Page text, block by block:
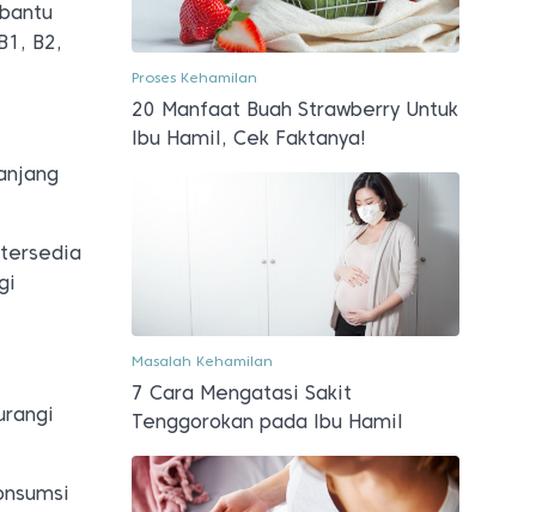
B2,
Proses Kehamilan
20 Manfaat Buah Strawberry Untuk
Ibu Hamil, Cek Faktanya!
Masalah Kehamilan
7 Cara Mengatasi Sakit
Tenggorokan pada Ibu Hamil